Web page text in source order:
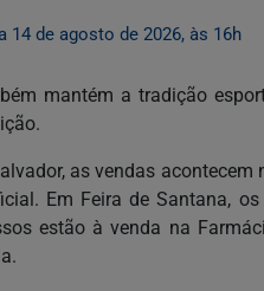
de agosto de 2026, às 16h
mantém a tradição
as vendas acontecem
Em Feira de Santana,
estão à venda na